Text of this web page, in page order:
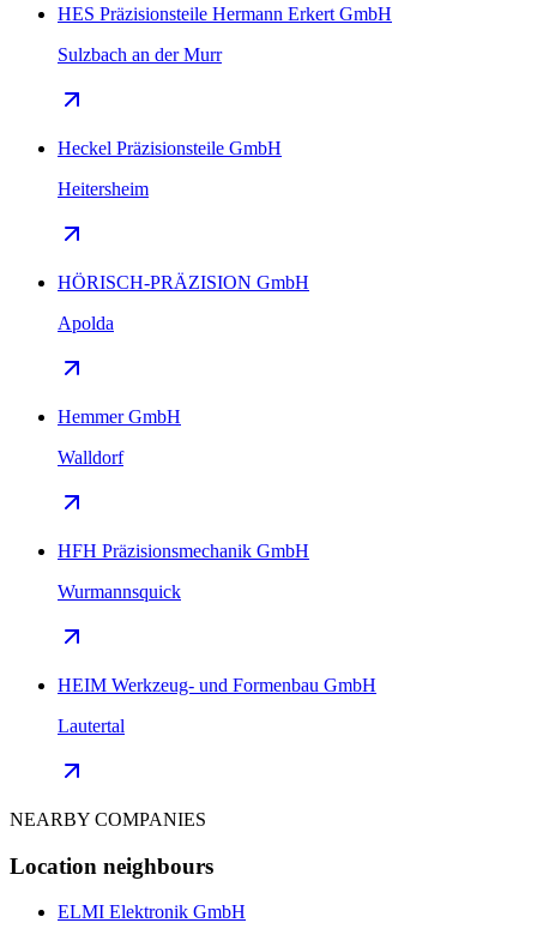
HES Präzisionsteile Hermann Erkert GmbH
Sulzbach an der Murr
Heckel Präzisionsteile GmbH
Heitersheim
HÖRISCH-PRÄZISION GmbH
Apolda
Hemmer GmbH
Walldorf
HFH Präzisionsmechanik GmbH
Wurmannsquick
HEIM Werkzeug- und Formenbau GmbH
Lautertal
NEARBY COMPANIES
Location neighbours
ELMI Elektronik GmbH